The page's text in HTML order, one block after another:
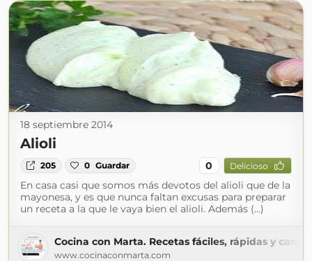
18 septiembre 2014
Alioli
205 0 Guardar 0 Delicioso
En casa casi que somos más devotos del alioli que de la
mayonesa, y es que nunca faltan excusas para preparar
un receta a la que le vaya bien el alioli. Además (...)
Cocina con Marta. Recetas fáciles, rápidas y
www.cocinaconmarta.com